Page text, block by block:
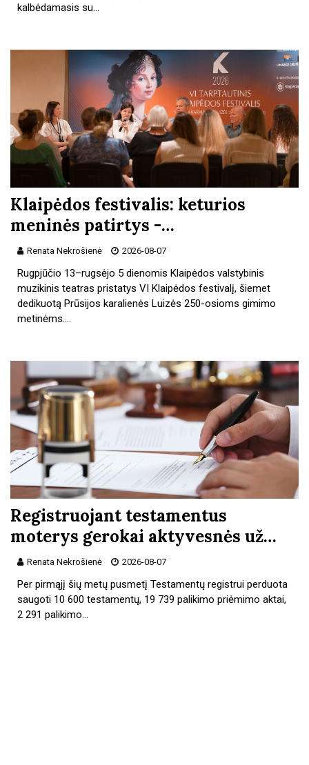
kalbėdamasis su…
Klaipėdos festivalis: keturios
meninės patirtys -…
Renata Nekrošienė 2026-08-07
Rugpjūčio 13–rugsėjo 5 dienomis Klaipėdos valstybinis
muzikinis teatras pristatys VI Klaipėdos festivalį, šiemet
dedikuotą Prūsijos karalienės Luizės 250-osioms gimimo
metinėms.…
Registruojant testamentus
moterys gerokai aktyvesnės už…
Renata Nekrošienė 2026-08-07
Per pirmąjį šių metų pusmetį Testamentų registrui perduota
saugoti 10 600 testamentų, 19 739 palikimo priėmimo aktai,
2 291 palikimo…